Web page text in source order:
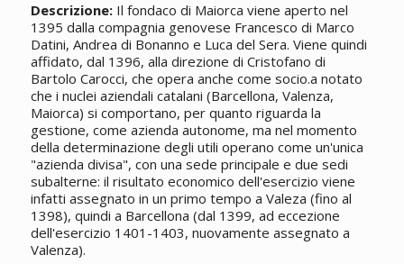
Descrizione:Il fondaco di Maiorca viene aperto nel
1395 dalla compagnia genovese Francesco di Marco
Datini, Andrea di Bonanno e Luca del Sera. Viene quindi
affidato, dal 1396, alla direzione di Cristofano di
Bartolo Carocci, che opera anche come socio.a notato
che i nuclei aziendali catalani (Barcellona, Valenza,
Maiorca) si comportano, per quanto riguarda la
gestione, come azienda autonome, ma nel momento
della determinazione degli utili operano come un'unica
"azienda divisa", con una sede principale e due sedi
subalterne: il risultato economico dell'esercizio viene
infatti assegnato in un primo tempo a Valeza (fino al
1398), quindi a Barcellona (dal 1399, ad eccezione
dell'esercizio 1401-1403, nuovamente assegnato a
Valenza).